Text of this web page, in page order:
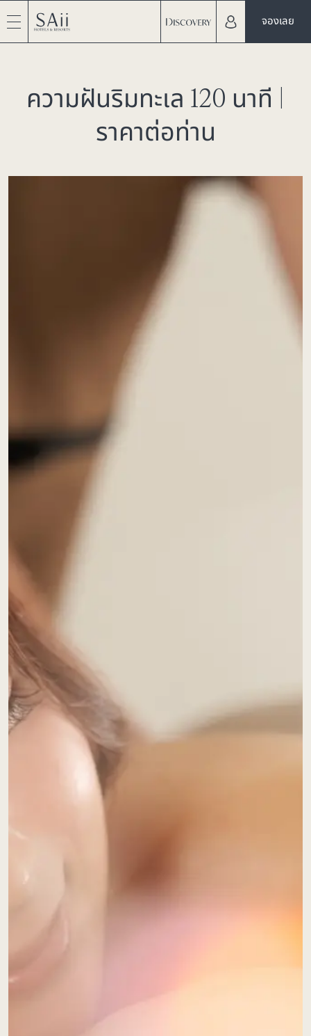
จองเลย
ความฝันริมทะเล 120 นาที |
ราคาต่อท่าน